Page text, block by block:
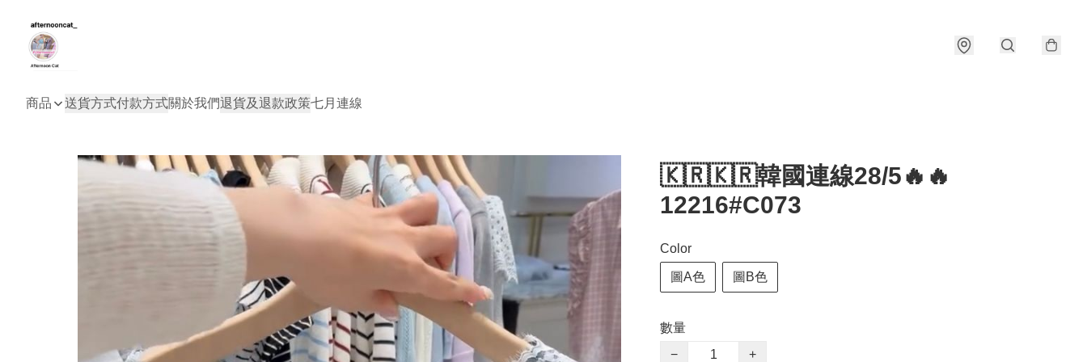
商品 送貨方式付款方式關於我們退貨及退款政策七月連線
🇰🇷🇰🇷韓國連線28/5🔥🔥
12216#C073
Color
圖A色 圖B色
數量
−
+